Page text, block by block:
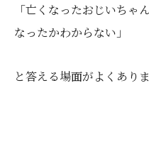
「亡くなったおじいちゃ
なったかわからない」
と答える場面がよくありま